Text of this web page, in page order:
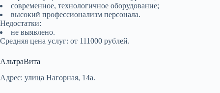
современное, технологичное оборудование;
высокий профессионализм персонала.
Недостатки:
не выявлено.
Средняя цена услуг: от 111000 рублей.
АльтраВита
Адрес: улица Нагорная, 14а.